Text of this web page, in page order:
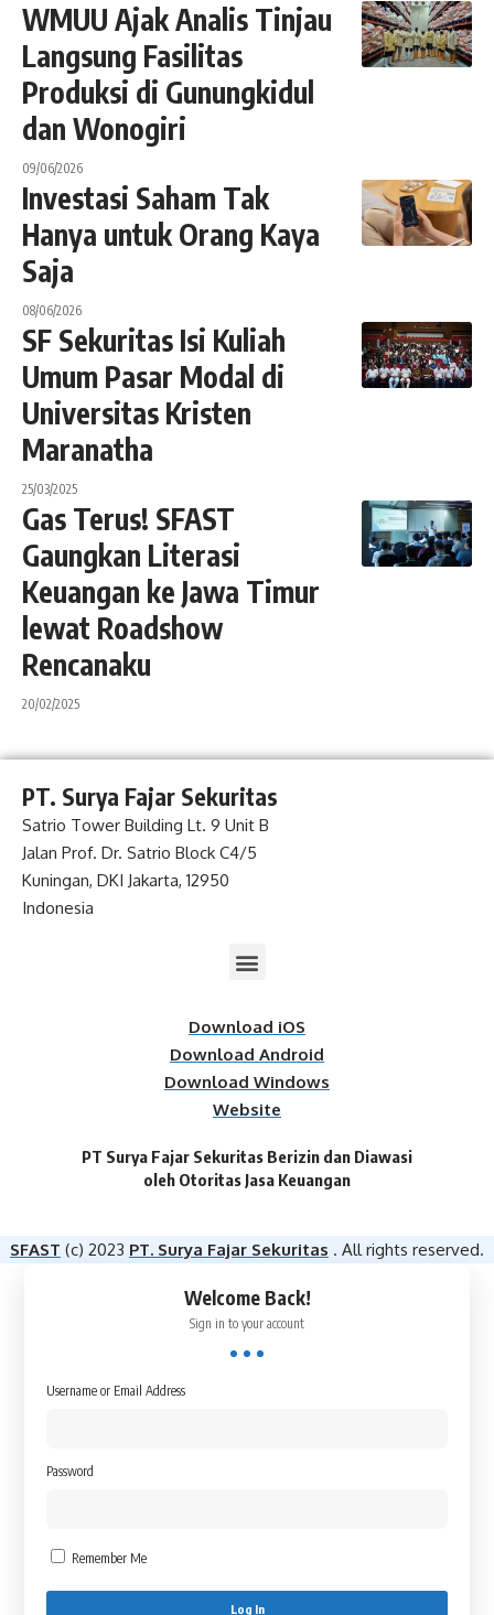
WMUU Ajak Analis Tinjau
Langsung Fasilitas
Produksi di Gunungkidul
dan Wonogiri
09/06/2026
Investasi Saham Tak
Hanya untuk Orang Kaya
Saja
08/06/2026
SF Sekuritas Isi Kuliah
Umum Pasar Modal di
Universitas Kristen
Maranatha
25/03/2025
Gas Terus! SFAST
Gaungkan Literasi
Keuangan ke Jawa Timur
lewat Roadshow
Rencanaku
20/02/2025
PT. Surya Fajar Sekuritas
Satrio Tower Building Lt. 9 Unit B
Jalan Prof. Dr. Satrio Block C4/5
Kuningan, DKI Jakarta, 12950
Indonesia
Download iOS
Download Android
Download Windows
Website
PT Surya Fajar Sekuritas Berizin dan Diawasi
oleh Otoritas Jasa Keuangan​
SFAST (c) 2023 PT. Surya Fajar Sekuritas . All rights reserved.
Welcome Back!
Sign in to your account
Username or Email Address
Password
Remember Me